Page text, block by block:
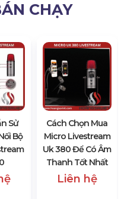
CHẠY
Sử
Bộ
Cách Chọn Mua
Micro Livestream
Uk 380 Để Có Âm
Thanh Tốt Nhất
Liên hệ